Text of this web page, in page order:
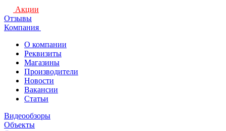
Акции
Отзывы
Компания
О компании
Реквизиты
Магазины
Производители
Новости
Вакансии
Статьи
Видеообзоры
Объекты